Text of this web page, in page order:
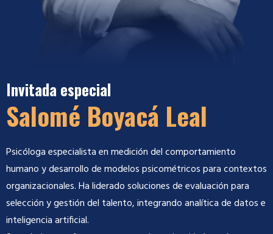
Invitada especial
Salomé Boyacá Leal
Psicóloga especialista en medición del comportamiento
humano y desarrollo de modelos psicométricos para contextos
organizacionales. Ha liderado soluciones de evaluación para
selección y gestión del talento, integrando analítica de datos e
inteligencia artificial.